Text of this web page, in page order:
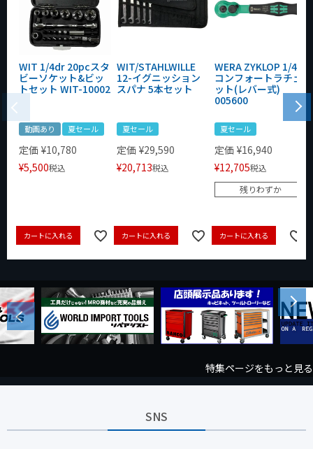
WIT 1/4dr 20pcスタ
ビーソケット&ビッ
トセット WIT-10002
動画あり 夏セール
定価 ¥10,780
¥5,500税込
カートに入れる
WIT/STAHLWILLE
12-イグニッション
スパナ 5本セット
夏セール
定価 ¥29,590
¥20,713税込
カートに入れる
WERA ZYKLOP 1/4"
コンフォートラチェ
ット(レバー式)
005600
夏セール
定価 ¥16,940
¥12,705税込
残りわずか
カートに入れる
Previous
Next
特集ページをもっと見る
SNS